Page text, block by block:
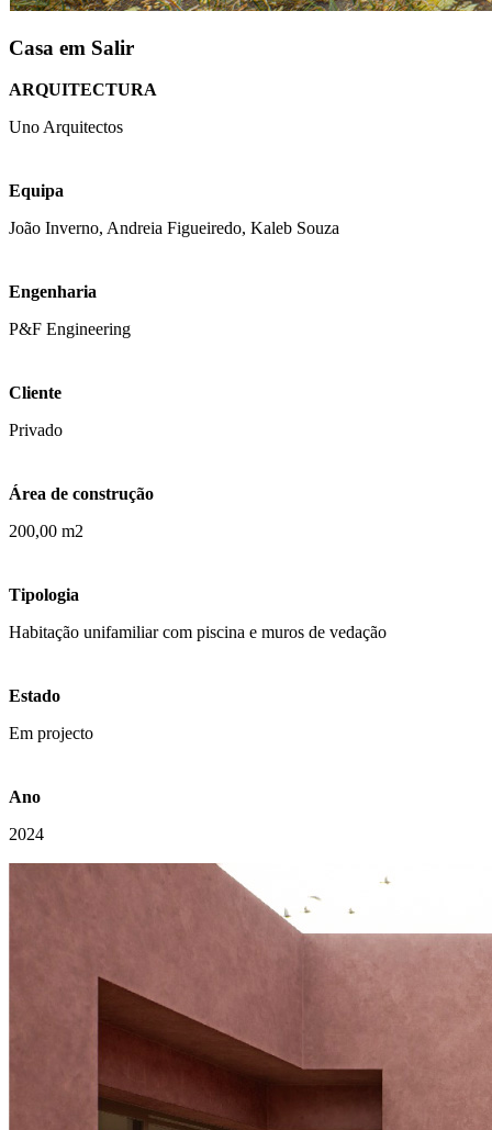
Casa em Salir
ARQUITECTURA
Uno Arquitectos
Equipa
João Inverno, Andreia Figueiredo, Kaleb Souza
Engenharia
P&F Engineering
Cliente
Privado
Área de construção
200,00 m2
Tipologia
Habitação unifamiliar com piscina e muros de vedação
Estado
Em projecto
Ano
2024